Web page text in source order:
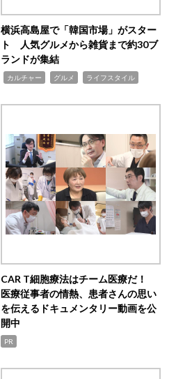
横浜高島屋で「韓国市場」がスター
ト 人気グルメから雑貨まで約30ブ
ランドが集結
カルチャー グルメ ライフスタイル
CAR T細胞療法はチーム医療だ！
医療従事者の情熱、患者さんの思い
を伝えるドキュメンタリー動画を公
開中
PR